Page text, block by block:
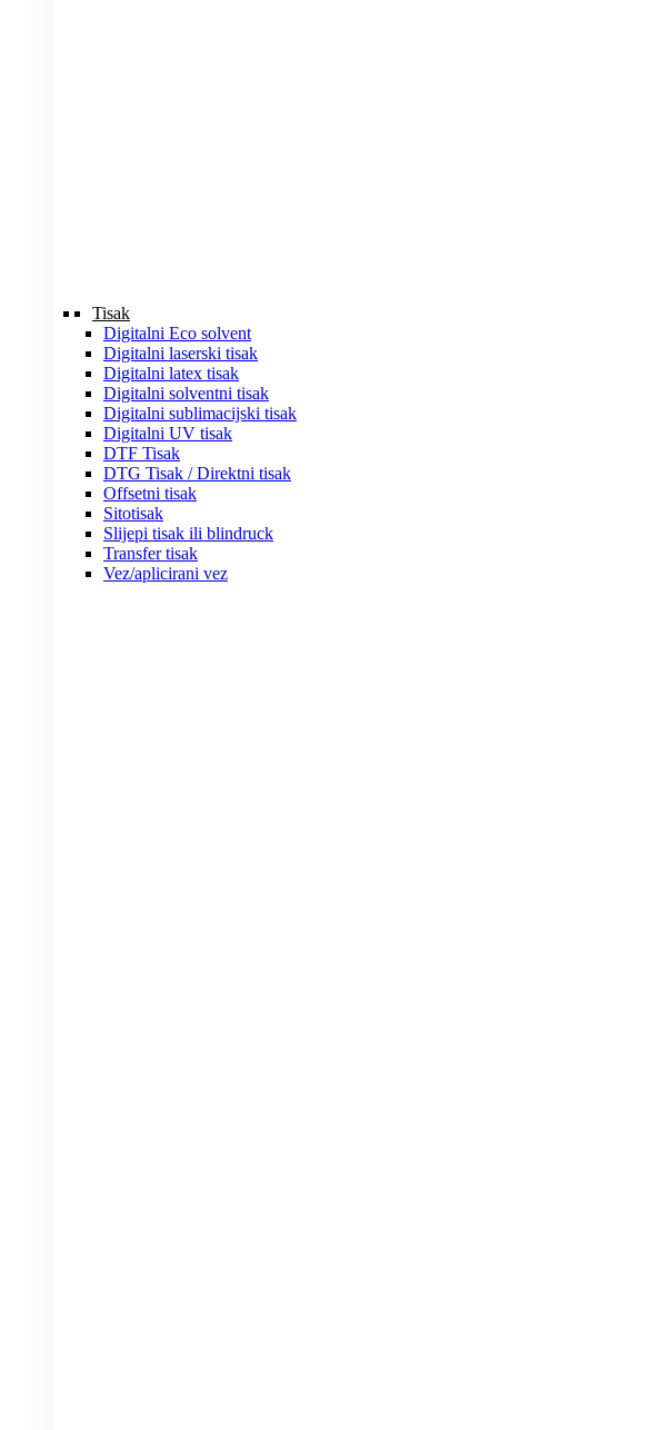
Tisak
Digitalni Eco solvent
Digitalni laserski tisak
Digitalni latex tisak
Digitalni solventni tisak
Digitalni sublimacijski tisak
Digitalni UV tisak
DTF Tisak
DTG Tisak / Direktni tisak
Offsetni tisak
Sitotisak
Slijepi tisak ili blindruck
Transfer tisak
Vez/aplicirani vez